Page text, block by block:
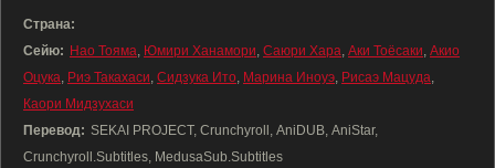
Страна:
Сейю: Нао Тояма, Юмири Ханамори, Саюри Хара, Аки Тоёсаки, Акио
Оцука, Риэ Такахаси, Сидзука Ито, Марина Иноуэ, Рисаэ Мацуда,
Каори Мидзухаси
Перевод: SEKAI PROJECT, Crunchyroll, AniDUB, AniStar,
Crunchyroll.Subtitles, MedusaSub.Subtitles